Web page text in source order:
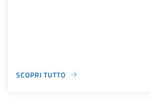
SCOPRI TUTTO